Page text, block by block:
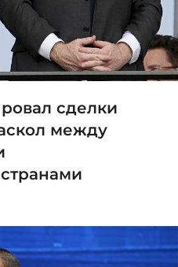
сделки
между